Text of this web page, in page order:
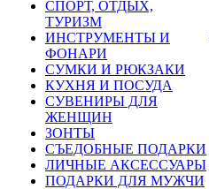
СПОРТ, ОТДЫХ,
ТУРИЗМ
ИНСТРУМЕНТЫ И
ФОНАРИ
СУМКИ И РЮКЗАКИ
КУХНЯ И ПОСУДА
СУВЕНИРЫ ДЛЯ
ЖЕНЩИН
ЗОНТЫ
СЪЕДОБНЫЕ ПОДАРКИ
ЛИЧНЫЕ АКСЕССУАРЫ
ПОДАРКИ ДЛЯ МУЖЧИ